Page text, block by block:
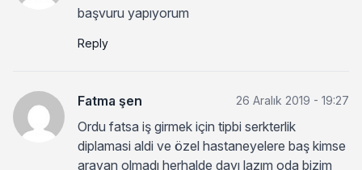
başvuru yapıyorum
Reply
Fatma şen 26 Aralık 2019 - 19:27
Ordu fatsa iş girmek için tipbi serkterlik
diplamasi aldi ve özel hastaneyelere baş kimse
arayan olmadı herhalde dayı lazım oda bizim